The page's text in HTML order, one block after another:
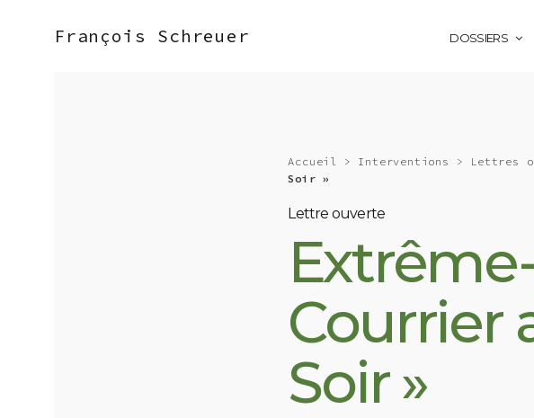
François Schreuer DOSSIERS
Accueil > Interventions > Lettres
Soir »
Lettre ouverte
Courrier
Soir »